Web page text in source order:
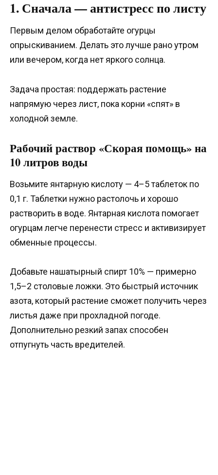
1. Сначала — антистресс по листу
Первым делом обработайте огурцы
опрыскиванием. Делать это лучше рано утром
или вечером, когда нет яркого солнца.
Задача простая: поддержать растение
напрямую через лист, пока корни «спят» в
холодной земле.
Рабочий раствор «Скорая помощь» на
10 литров воды
Возьмите янтарную кислоту — 4–5 таблеток по
0,1 г. Таблетки нужно растолочь и хорошо
растворить в воде. Янтарная кислота помогает
огурцам легче перенести стресс и активизирует
обменные процессы.
Добавьте нашатырный спирт 10% — примерно
1,5–2 столовые ложки. Это быстрый источник
азота, который растение сможет получить через
листья даже при прохладной погоде.
Дополнительно резкий запах способен
отпугнуть часть вредителей.